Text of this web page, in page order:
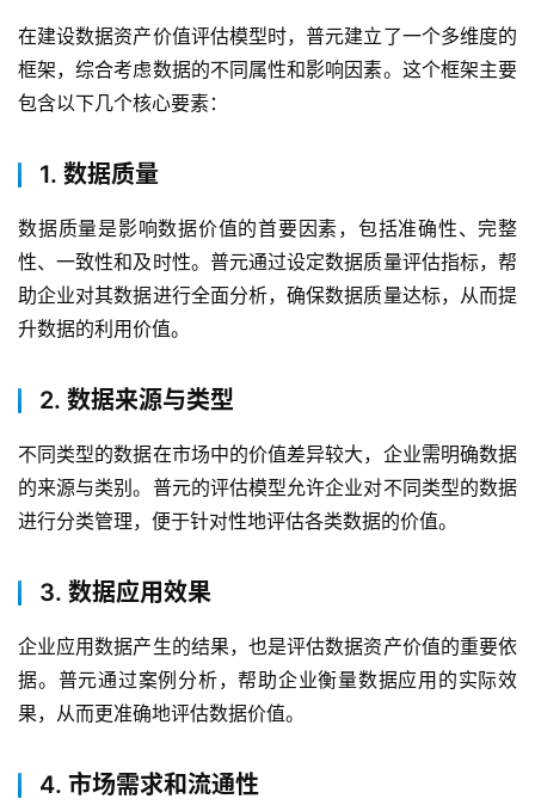
最
新
在建设数据资产价值评估模型时，普元建立了一个多维度的
框架，综合考虑数据的不同属性和影响因素。这个框架主要
包含以下几个核心要素：
1. 数据质量
数据质量是影响数据价值的首要因素，包括准确性、完整
性、一致性和及时性。普元通过设定数据质量评估指标，帮
助企业对其数据进行全面分析，确保数据质量达标，从而提
升数据的利用价值。
2. 数据来源与类型
不同类型的数据在市场中的价值差异较大，企业需明确数据
的来源与类别。普元的评估模型允许企业对不同类型的数据
进行分类管理，便于针对性地评估各类数据的价值。
3. 数据应用效果
企业应用数据产生的结果，也是评估数据资产价值的重要依
据。普元通过案例分析，帮助企业衡量数据应用的实际效
果，从而更准确地评估数据价值。
4. 市场需求和流通性